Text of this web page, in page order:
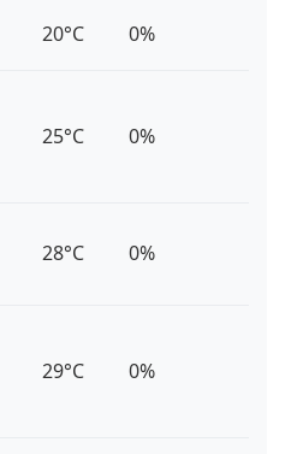
20°C 0%
25°C 0%
28°C 0%
29°C 0%